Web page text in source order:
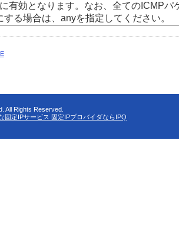
有効となります。なお、全てのICMPパ
する場合は、anyを指定してください。
All Rights Reserved.
固定IPサービス 固定IPプロバイダならIPQ